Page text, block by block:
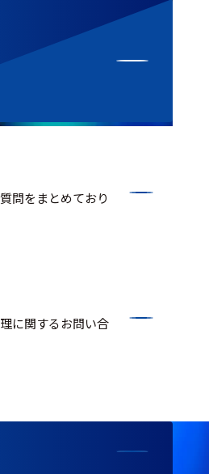
問をまとめており
に関するお問い合